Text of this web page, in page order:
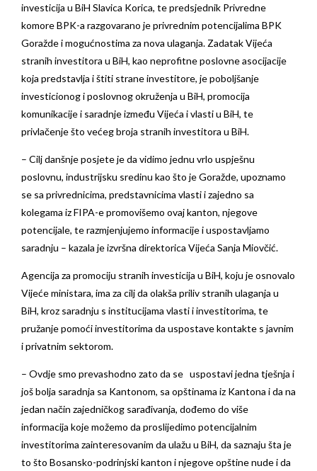
investicija u BiH Slavica Korica, te predsjednik Privredne
komore BPK-a razgovarano je privrednim potencijalima BPK
Goražde i mogućnostima za nova ulaganja. Zadatak Vijeća
stranih investitora u BiH, kao neprofitne poslovne asocijacije
koja predstavlja i štiti strane investitore, je poboljšanje
investicionog i poslovnog okruženja u BiH, promocija
komunikacije i saradnje između Vijeća i vlasti u BiH, te
privlačenje što većeg broja stranih investitora u BiH.
– Cilj danšnje posjete je da vidimo jednu vrlo uspješnu
poslovnu, industrijsku sredinu kao što je Goražde, upoznamo
se sa privrednicima, predstavnicima vlasti i zajedno sa
kolegama iz FIPA-e promovišemo ovaj kanton, njegove
potencijale, te razmjenjujemo informacije i uspostavljamo
saradnju – kazala je izvršna direktorica Vijeća Sanja Miovčić.
Agencija za promociju stranih investicija u BiH, koju je osnovalo
Vijeće ministara, ima za cilj da olakša priliv stranih ulaganja u
BiH, kroz saradnju s institucijama vlasti i investitorima, te
pružanje pomoći investitorima da uspostave kontakte s javnim
i privatnim sektorom.
– Ovdje smo prevashodno zato da se uspostavi jedna tješnja i
još bolja saradnja sa Kantonom, sa opštinama iz Kantona i da na
jedan način zajedničkog sarađivanja, dođemo do više
informacija koje možemo da proslijedimo potencijalnim
investitorima zainteresovanim da ulažu u BiH, da saznaju šta je
to što Bosansko-podrinjski kanton i njegove opštine nude i da